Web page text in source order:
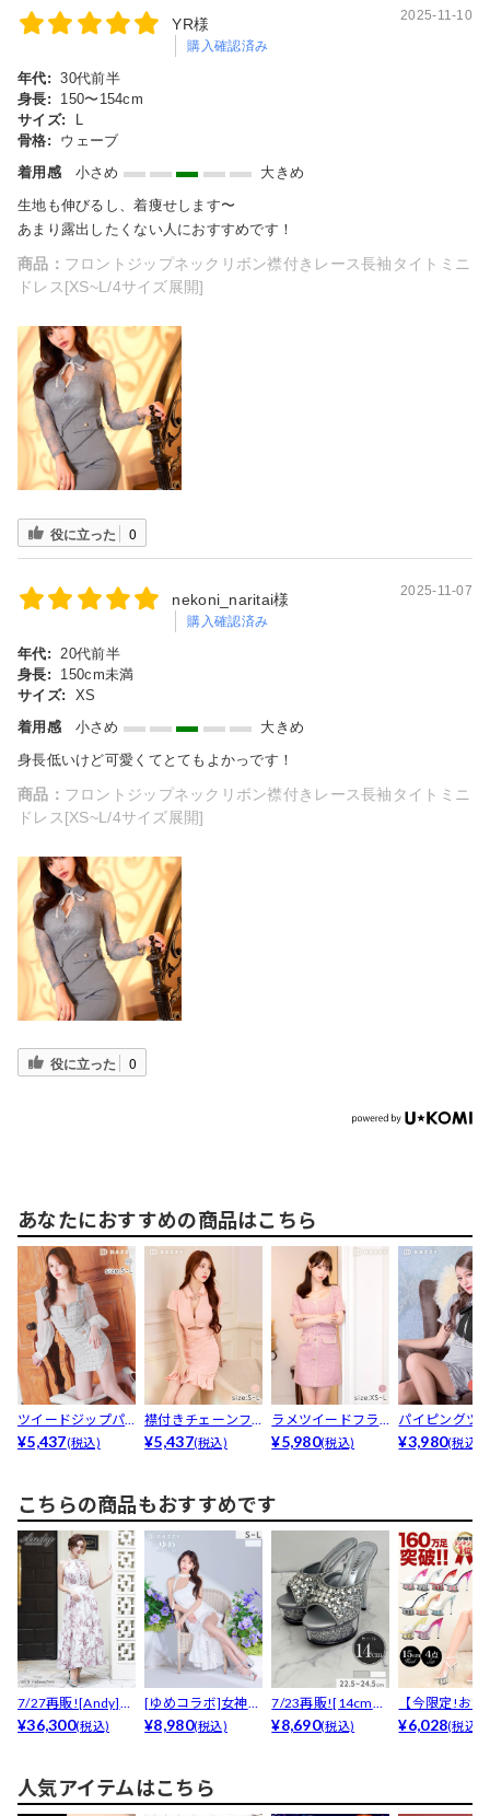
YR様
購入確認済み
2025-11-10
年代: 30代前半
身長:
150〜154cm
サイズ:
L
骨格:
ウェーブ
着用感
小さめ
大きめ
生地も伸びるし、着痩せします〜
あまり露出したくない人におすすめです！
商品： フロントジップネックリボン襟付きレース長袖タイトミニ
ドレス[XS~L/4サイズ展開]
役に立った 0
nekoni_naritai様
購入確認済み
2025-11-07
年代:
20代前半
身長:
150cm未満
サイズ:
XS
着用感
小さめ
大きめ
身長低いけど可愛くてとてもよかっです！
商品： フロントジップネックリボン襟付きレース長袖タイトミニ
ドレス[XS~L/4サイズ展開]
役に立った 0
あなたにおすすめの商品はこちら
ツイードジップパ
ールビジューチュ
¥5,437(税込)
襟付きチェーンフ
ロントジップカッ
¥5,437(税込)
ラメツイードフラ
ワービジューベル
¥5,980(税込)
パイピングツ
ドリボンパー
¥3,980(税込)
こちらの商品もおすすめです
7/27再販![Andy]ト
ワルドジュ...
¥36,300(税込)
[ゆめコラボ]女神級
上品ワンショルダ
¥8,980(税込)
7/23再販![14cmヒ
ール]グリッ...
¥8,690(税込)
【今限定!お試
格】[15cmヒ
¥6,028(税込)
人気アイテムはこちら